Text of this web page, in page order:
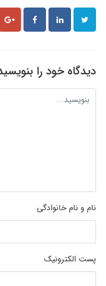
دیدگاه خود را بنویسید
نام و نام خانوادگی
پست الکترونیک